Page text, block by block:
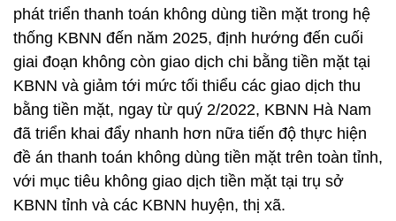
phát triển thanh toán không dùng tiền mặt trong hệ
thống KBNN đến năm 2025, định hướng đến cuối
giai đoạn không còn giao dịch chi bằng tiền mặt tại
KBNN và giảm tới mức tối thiểu các giao dịch thu
bằng tiền mặt, ngay từ quý 2/2022, KBNN Hà Nam
đã triển khai đẩy nhanh hơn nữa tiến độ thực hiện
đề án thanh toán không dùng tiền mặt trên toàn tỉnh,
với mục tiêu không giao dịch tiền mặt tại trụ sở
KBNN tỉnh và các KBNN huyện, thị xã.